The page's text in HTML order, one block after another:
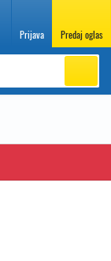
Prijava Predaj oglas